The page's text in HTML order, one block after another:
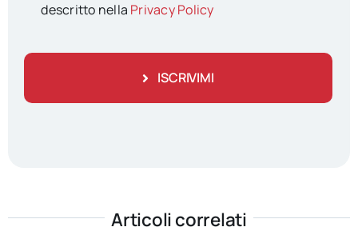
descritto nella Privacy Policy
ISCRIVIMI
Articoli correlati